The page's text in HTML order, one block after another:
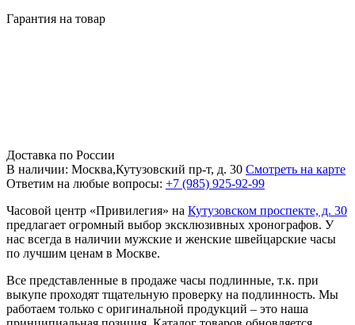
Гарантия на товар
Доставка по России
В наличии: Москва,Кутузовский пр-т, д. 30 Смотреть на карте
Ответим на любые вопросы: +7 (985) 925-92-99
Часовой центр «Привилегия» на Кутузовском проспекте, д. 30
предлагает огромный выбор эксклюзивных хронографов. У
нас всегда в наличии мужские и женские швейцарские часы
по лучшим ценам в Москве.
Все представленные в продаже часы подлинные, т.к. при
выкупе проходят тщательную проверку на подлинность. Мы
работаем только с оригинальной продукций – это наша